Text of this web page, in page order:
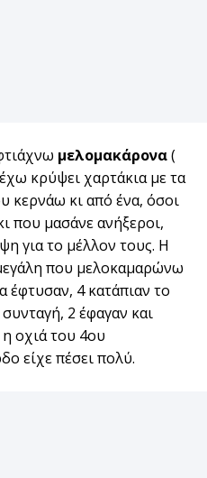
μελομακάρονα(
κρύψει χαρτάκια με τα
κερνάω κι από ένα, όσοι
που μασάνε ανήξεροι,
για το μέλλον τους. Η
που μελοκαμαρώνω
έφτυσαν, 4 κατάπιαν το
2 έφαγαν και
οχιά του 4ου
είχε πέσει πολύ.